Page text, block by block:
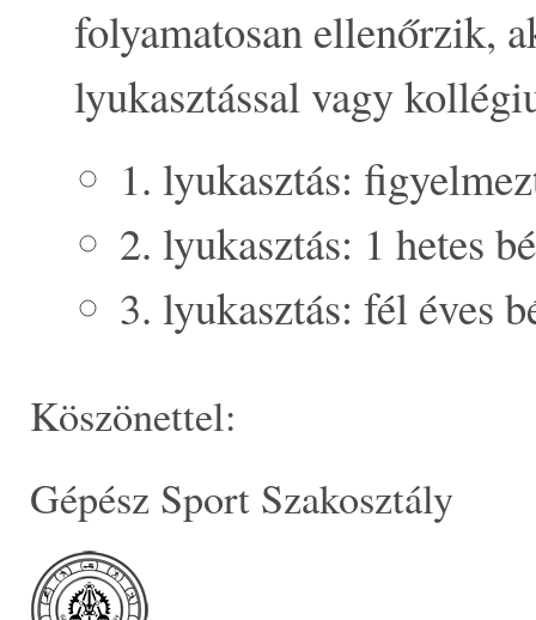
folyamatosan ellenőrzik,
lyukasztással vagy
1. lyukasztás:
2. lyukasztás: 1 hetes
3. lyukasztás: fél éves
Köszönettel:
Gépész Sport Szakosztály